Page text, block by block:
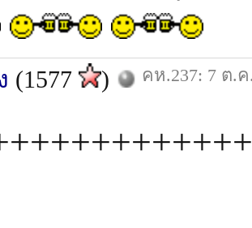
(1577 ) คห.237: 7 ต.ค